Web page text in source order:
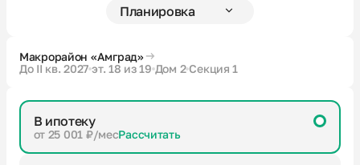
Партнерам
Макрорайон «Амград»
До II кв. 2027 эт. 18 из 19 Дом 2 Секция 1
В ипотеку
от 25 001 ₽/месРассчитать